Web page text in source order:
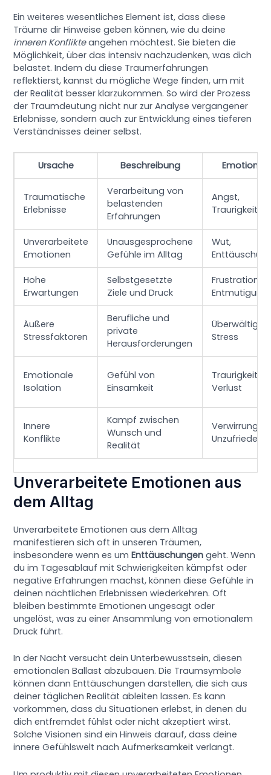
Ein weiteres wesentliches Element ist, dass diese
Träume dir Hinweise geben können, wie du deine
inneren Konflikteangehen möchtest. Sie bieten die
Möglichkeit, über das intensiv nachzudenken, was dich
belastet. Indem du diese Traumerfahrungen
reflektierst, kannst du mögliche Wege finden, um mit
der Realität besser klarzukommen. So wird der Prozess
der Traumdeutung nicht nur zur Analyse vergangener
Erlebnisse, sondern auch zur Entwicklung eines tieferen
Verständnisses deiner selbst.
Ursache Beschreibung Emotionen
Traumatische
Erlebnisse
Verarbeitung von
belastenden
Erfahrungen
Angst,
Traurigkeit
Unverarbeitete
Emotionen
Unausgesprochene
Gefühle im Alltag
Wut,
Hohe
Erwartungen
Selbstgesetzte
Ziele und Druck
Frustration,
Entmutigung
Äußere
Stressfaktoren
Berufliche und
private
Herausforderungen
Stress
Emotionale
Isolation
Gefühl von
Einsamkeit
Traurigkeit,
Verlust
Innere
Konflikte
Kampf zwischen
Wunsch und
Realität
Verwirrung,
Unverarbeitete Emotionen aus
dem Alltag
Unverarbeitete Emotionen aus dem Alltag
manifestieren sich oft in unseren Träumen,
insbesondere wenn es umEnttäuschungen geht. Wenn
du im Tagesablauf mit Schwierigkeiten kämpfst oder
negative Erfahrungen machst, können diese Gefühle in
deinen nächtlichen Erlebnissen wiederkehren. Oft
bleiben bestimmte Emotionen ungesagt oder
ungelöst, was zu einer Ansammlung von emotionalem
Druck führt.
In der Nacht versucht dein Unterbewusstsein, diesen
emotionalen Ballast abzubauen. Die Traumsymbole
können dann Enttäuschungen darstellen, die sich aus
deiner täglichen Realität ableiten lassen. Es kann
vorkommen, dass du Situationen erlebst, in denen du
dich entfremdet fühlst oder nicht akzeptiert wirst.
Solche Visionen sind ein Hinweis darauf, dass deine
innere Gefühlswelt nach Aufmerksamkeit verlangt.